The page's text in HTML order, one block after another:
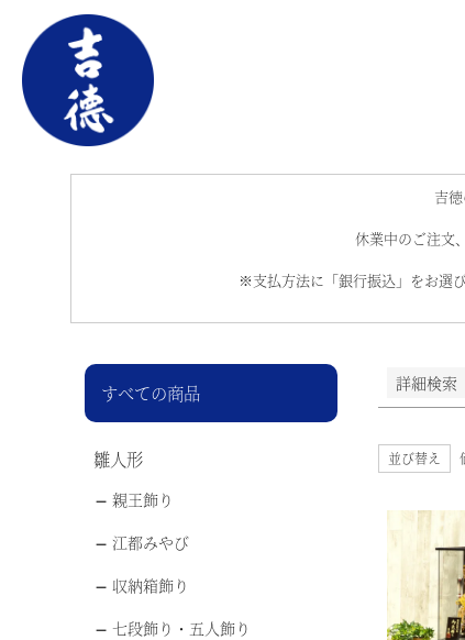
吉
休業中のご注文
※支払方法に「銀行振込」をお選
すべての商品
雛人形
親王飾り
江都みやび
収納箱飾り
七段飾り・五人飾り
詳細検索
価格
並び替え